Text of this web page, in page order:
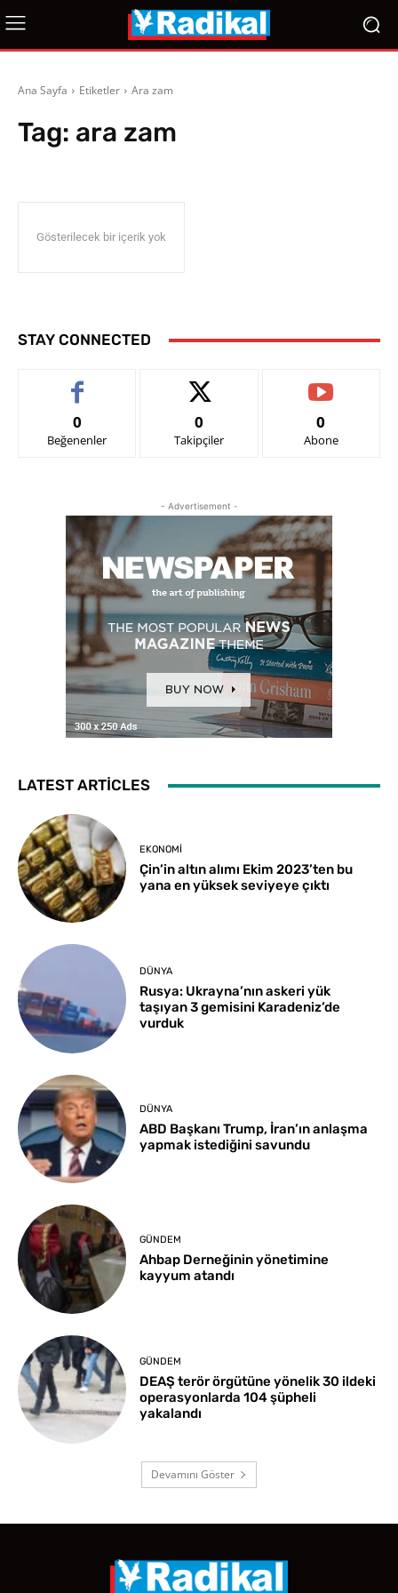
Ana Sayfa Etiketler Ara zam
Tag: ara zam
Gösterilecek bir içerik yok
STAY CONNECTED
0
Beğenenler
0
Takipçiler
0
Abone
- Advertisement -
LATEST ARTICLES
EKONOMI
Çin’in altın alımı Ekim 2023’ten bu
yana en yüksek seviyeye çıktı
DÜNYA
Rusya: Ukrayna’nın askeri yük
taşıyan 3 gemisini Karadeniz’de
vurduk
DÜNYA
ABD Başkanı Trump, İran’ın anlaşma
yapmak istediğini savundu
GÜNDEM
Ahbap Derneğinin yönetimine
kayyum atandı
GÜNDEM
DEAŞ terör örgütüne yönelik 30 ildeki
operasyonlarda 104 şüpheli
yakalandı
Devamını Göster